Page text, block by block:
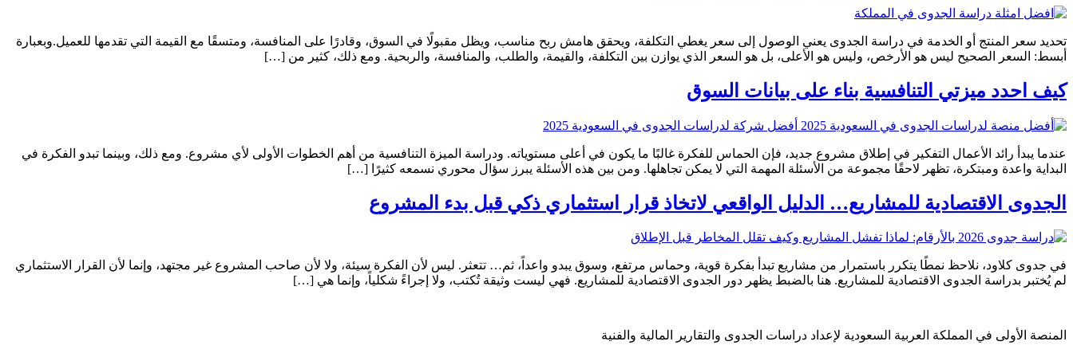
تحديد سعر المنتج أو الخدمة في دراسة الجدوى يعني الوصول إلى سعر يغطي التكلفة، ويحقق هامش ربح مناسب، ويظل مقبولًا في السوق، وقادرًا على المنافسة، ومتسقًا مع القيمة التي تقدمها للعميل.وبعبارة
أبسط: السعر الصحيح ليس هو الأرخص، وليس هو الأعلى، بل هو السعر الذي يوازن بين التكلفة، والقيمة، والطلب، والمنافسة، والربحية. ومع ذلك، كثير من […]
كيف احدد ميزتي التنافسية بناء على بيانات السوق
عندما يبدأ رائد الأعمال التفكير في إطلاق مشروع جديد، فإن الحماس للفكرة غالبًا ما يكون في أعلى مستوياته. ودراسة الميزة التنافسية من أهم الخطوات الأولى لأي مشروع. ومع ذلك، وبينما تبدو الفكرة في
البداية واعدة ومبتكرة، تظهر لاحقًا مجموعة من الأسئلة المهمة التي لا يمكن تجاهلها. ومن بين هذه الأسئلة يبرز سؤال محوري نسمعه كثيرًا […]
الجدوى الاقتصادية للمشاريع… الدليل الواقعي لاتخاذ قرار استثماري ذكي قبل بدء المشروع
في جدوى كلاود، نلاحظ نمطًا يتكرر باستمرار من مشاريع تبدأ بفكرة قوية، وحماس مرتفع، وسوق يبدو واعداً، ثم… تتعثر. ليس لأن الفكرة سيئة، ولا لأن صاحب المشروع غير مجتهد، وإنما لأن القرار الاستثماري
لم يُختبر بدراسة الجدوى الاقتصادية للمشاريع. هنا بالضبط يظهر دور الجدوى الاقتصادية للمشاريع. فهي ليست وثيقة تُكتب، ولا إجراءً شكلياً، وإنما هي […]
المنصة الأولى في المملكة العربية السعودية لإعداد دراسات الجدوى والتقارير المالية والفنية